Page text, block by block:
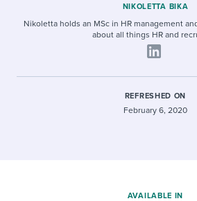
NIKOLETTA BIKA
Nikoletta holds an MSc in HR management
about all things HR and
REFRESHED ON
February 6, 2020
AVAILABLE IN